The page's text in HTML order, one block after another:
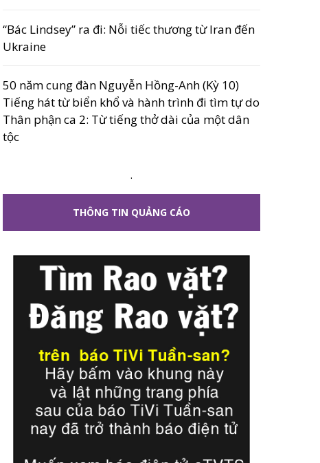
“Bác Lindsey” ra đi: Nỗi tiếc thương từ Iran đến
Ukraine
50 năm cung đàn Nguyễn Hồng-Anh (Kỳ 10)
Tiếng hát từ biển khổ và hành trình đi tìm tự do
Thân phận ca 2: Từ tiếng thở dài của một dân
tộc
.
THÔNG TIN QUẢNG CÁO